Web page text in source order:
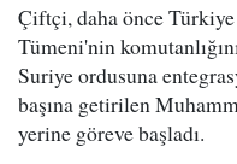
Çiftçi, daha önce
Tümeni'nin
Suriye ordusuna
başına getirilen
yerine göreve başladı.